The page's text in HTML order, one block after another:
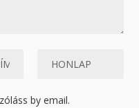
by email.